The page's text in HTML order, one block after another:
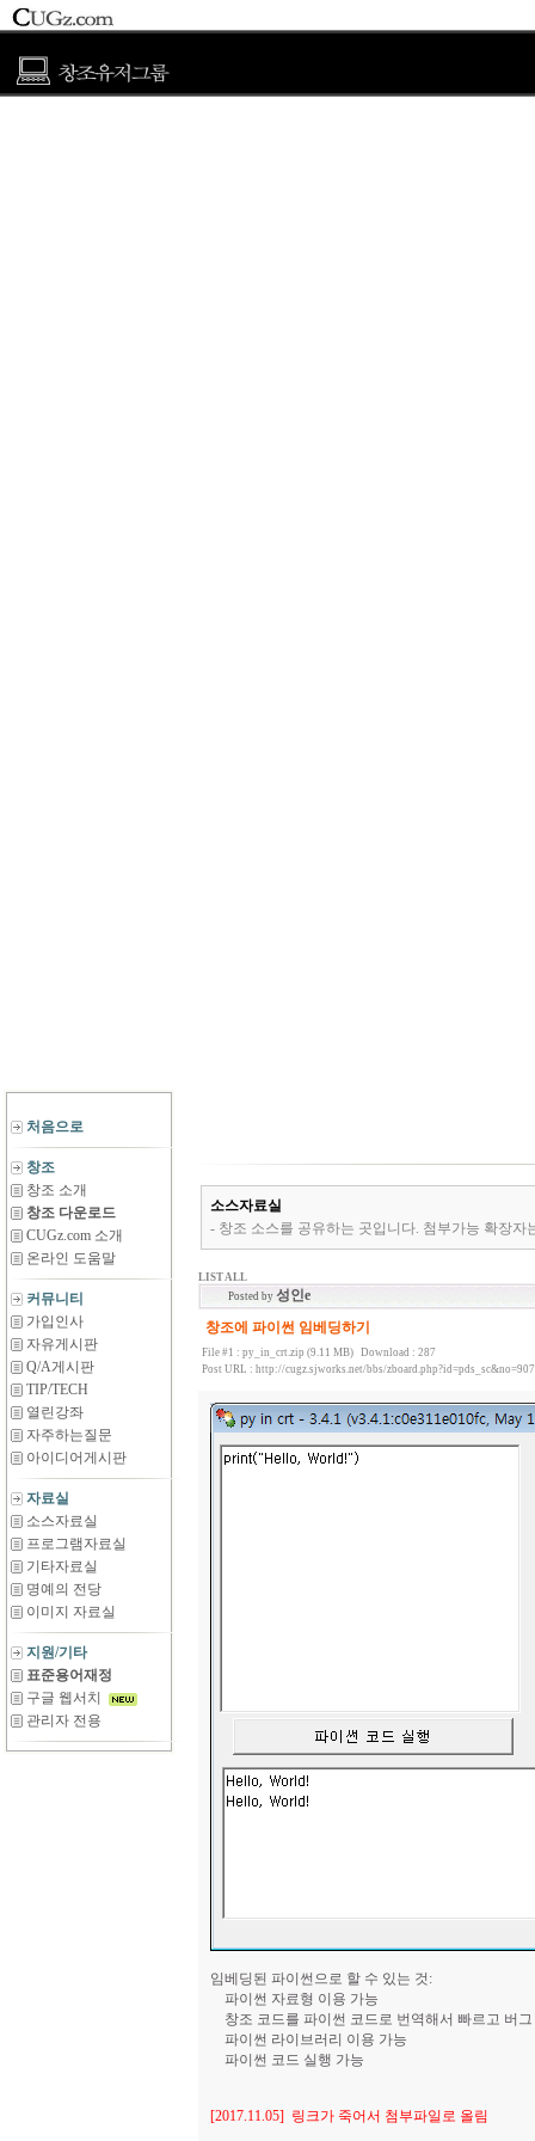
처음으로
창조
창조 소개
창조 다운로드
CUGz.com 소개
온라인 도움말
커뮤니티
가입인사
자유게시판
Q/A게시판
TIP/TECH
열린강좌
자주하는질문
아이디어게시판
자료실
소스자료실
프로그램자료실
기타자료실
명예의 전당
이미지 자료실
지원/기타
표준용어재정
구글 웹서치
관리자 전용
소스자료실
- 창조 소스를 공유하는 곳입니다. 첨부가능 확장자
LIST ALL
Posted by 성인e
창조에 파이썬 임베딩하기
File #1 : py_in_crt.zip (9.11 MB)
Download : 287
Post URL : http://cugz.sjworks.net/bbs/zboard.php?id=pds_sc&no=907
임베딩된 파이썬으로 할 수 있는 것:
파이썬 자료형 이용 가능
창조 코드를 파이썬 코드로 번역해서 빠르고 버그
파이썬 라이브러리 이용 가능
파이썬 코드 실행 가능
[2017.11.05] 링크가 죽어서 첨부파일로 올림